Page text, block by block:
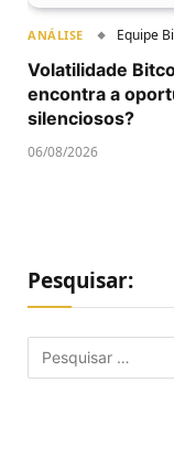
ANÁLISE Equipe
Volatilidade
encontra a
silenciosos?
06/08/2026
Pesquisar: